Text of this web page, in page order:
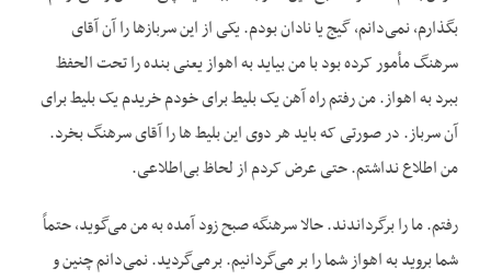
بگذارم، نمی‌دانم، گیج یا نادان بودم. یکی از این سربازها را آن آقای
سرهنگ مأمور کرده بود با من بیاید به اهواز یعنی بنده را تحت الحفظ
ببرد به اهواز. من رفتم راه آهن یک بلیط برای خودم خریدم یک بلیط برای
آن سرباز. در صورتی که باید هر دوی این بلیط ها را آقای سرهنگ بخرد.
من اطلاع نداشتم. حتی عرض کردم از لحاظ بی‌اطلاعی.
رفتم. ما را برگرداندند. حالا سرهنگه صبح زود آمده به من می‌گوید، حتماً
شما بروید به اهواز شما را بر می‌گردانیم. برمی‌گردید. نمی‌دانم چنین و